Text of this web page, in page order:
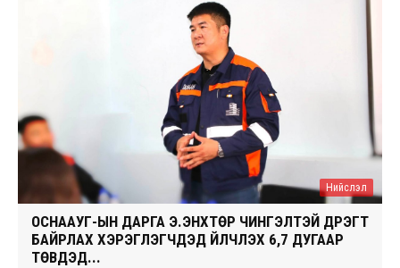
Нийслэл
ОСНААУГ-ЫН ДАРГА Э.ЭНХТӨР ЧИНГЭЛТЭЙ ДҮҮРЭГТ
БАЙРЛАХ ХЭРЭГЛЭГЧДЭД ҮЙЛЧЛЭХ 6,7 ДУГААР
ТӨВҮҮДЭД...